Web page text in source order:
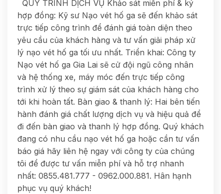
QUY TRÌNH DỊCH VỤ Khảo sát miễn phí & ký
hợp đồng: Kỹ sư Nạo vét hố ga sẽ đến khảo sát
trực tiếp công trình để đánh giá toàn diện theo
yêu cầu của khách hàng và tư vấn giải pháp xử
lý nạo vét hố ga tối ưu nhất. Triển khai: Công ty
Nạo vét hố ga Gia Lai sẽ cử đội ngũ công nhân
và hệ thống xe, máy móc đến trực tiếp công
trình xử lý theo sự giám sát của khách hàng cho
tới khi hoàn tất. Bàn giao & thanh lý: Hai bên tiến
hành đánh giá chất lượng dịch vụ và hiệu quả để
đi đến bàn giao và thanh lý hợp đồng. Quý khách
đang có nhu cầu nạo vét hố ga hoặc cần tư vấn
báo giá hãy liên hệ ngay với công ty của chúng
tôi để được tư vấn miễn phí và hỗ trợ nhanh
nhất: 0855.481.777 - 0962.000.881. Hân hạnh
phục vụ quý khách!